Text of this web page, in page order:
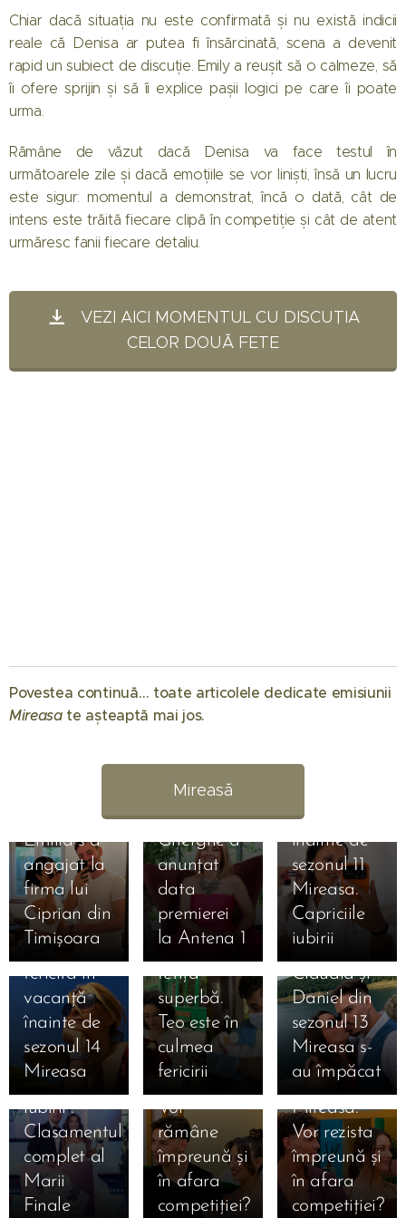
Chiar dacă situația nu este confirmată și nu există indicii
reale că Denisa ar putea fi însărcinată, scena a devenit
rapid un subiect de discuție. Emily a reușit să o calmeze, să
îi ofere sprijin și să îi explice pașii logici pe care îi poate
urma.
Rămâne de văzut dacă Denisa va face testul în
următoarele zile și dacă emoțiile se vor liniști, însă un lucru
este sigur: momentul a demonstrat, încă o dată, cât de
intens este trăită fiecare clipă în competiție și cât de atent
urmăresc fanii fiecare detaliu.
VEZI AICI MOMENTUL CU DISCUȚIA
CELOR DOUĂ FETE
Povestea continuă… toate articolele dedicate emisiunii
Mireasate așteaptă mai jos. 💖
Mireasă
Emilia s-a
angajat la
firma lui
Ciprian din
Timișoara
Când
începe
Mireasa
Regatul
inimii.
Simona
Gherghe a
anunțat
data
premierei
la Antena 1
Preda se
vacanță
înainte de
sezonul 11
Mireasa.
Capriciile
iubirii
31.07.2026
Simona
Gherghe,
extrem de
fericită în
vacanță
înainte de
sezonul 14
Mireasa
31.07.2026
Liliana din
sezonul 11
Mireasa a
născut o
fetiță
superbă.
Teo este în
culmea
fericirii
Claudia și
Daniel din
sezonul 13
Mireasa s-
au împăcat
17.07.2026
Ema și
Alan au
câștigat
Mireasa,
sezonul 13
„Meciul
iubirii”.
Clasamentul
complet al
Marii
Finale
16.07.2026
Daniela și
Mihai
după
Mireasa.
Vor
rămâne
împreună și
în afara
competiției?
16.07.2026
Denis și
Bianca
după
Mireasa.
Vor rezista
împreună și
în afara
competiției?
16.07.2026
Ioana din
sezonul 8
16.07.2026
Bia și-a
ales
favoriții
pentru
16.07.2026
Mihaela a
anunțat că
a divorțat
oficial de
Ștefan: